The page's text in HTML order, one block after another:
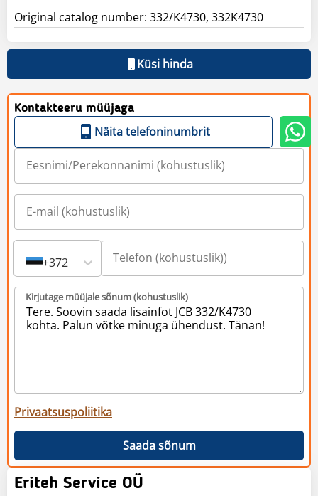
Original catalog number: 332/K4730, 332K4730
Küsi hinda
Kontakteeru müüjaga
Näita telefoninumbrit
+372
Kirjutage müüjale sõnum (kohustuslik)
Privaatsuspoliitika
Saada sõnum
Eriteh Service OÜ